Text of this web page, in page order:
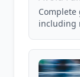
Complete
including
and scam